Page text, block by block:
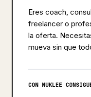
Eres coach,
freelancer o
la oferta.
mueva sin que
CON NUKLEE